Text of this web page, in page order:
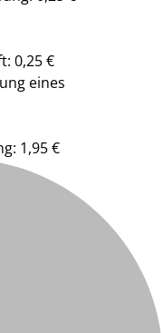
0,25 €
eines
1,95 €